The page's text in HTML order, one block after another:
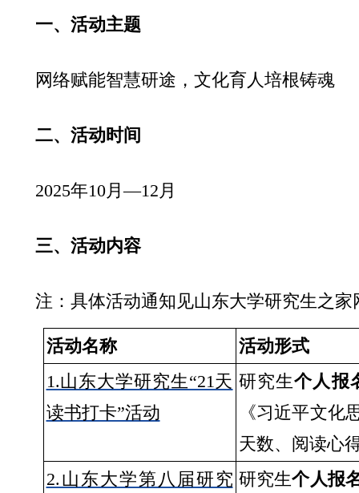
一、活动主题
网络赋能智慧研途，文化育人培根铸魂
二、活动时间
2025年10月—12月
三、活动内容
注：具体活动通知见山东大学研究生之家
活动名称
活动形式
1.山东大学研究生“21天
读书打卡”活动
研究生个人报
《习近平文化
天数、阅读心
2.山东大学第八届研究 研究生个人报